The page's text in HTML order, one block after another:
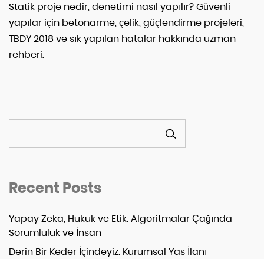
Statik proje nedir, denetimi nasıl yapılır? Güvenli
yapılar için betonarme, çelik, güçlendirme projeleri,
TBDY 2018 ve sık yapılan hatalar hakkında uzman
rehberi.
Recent Posts
Yapay Zeka, Hukuk ve Etik: Algoritmalar Çağında
Sorumluluk ve İnsan
Derin Bir Keder İçindeyiz: Kurumsal Yas İlanı